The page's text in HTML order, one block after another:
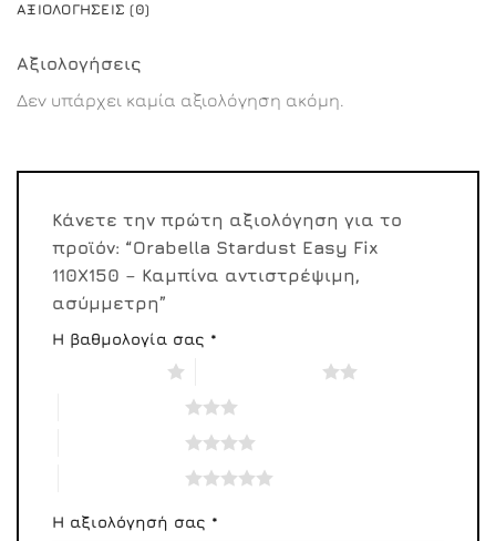
ΑΞΙΟΛΟΓΉΣΕΙΣ (0)
Αξιολογήσεις
Δεν υπάρχει καμία αξιολόγηση ακόμη.
Κάνετε την πρώτη αξιολόγηση για το
προϊόν: “Orabella Stardust Easy Fix
110X150 – Καμπίνα αντιστρέψιμη,
ασύμμετρη”
Η βαθμολογία σας *
Η αξιολόγησή σας *